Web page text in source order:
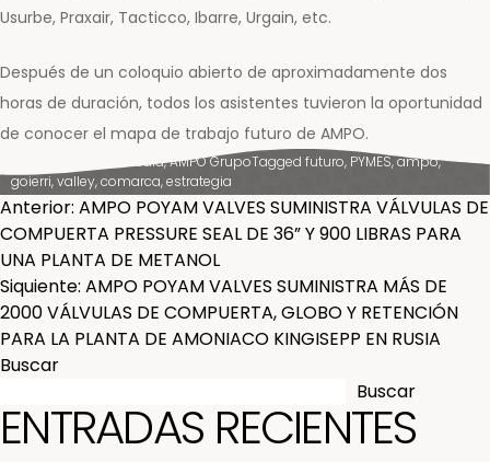
Usurbe, Praxair, Tacticco, Ibarre, Urgain, etc.
Después de un coloquio abierto de aproximadamente dos
horas de duración, todos los asistentes tuvieron la oportunidad
de conocer el mapa de trabajo futuro de AMPO.
News & Media,AMPO GrupoTagged futuro, PYMES,ampo,
goierri,valley,comarca,estrategia
NAVEGACIÓN
DE
ENTRADAS
Anterior: AMPO POYAM VALVES SUMINISTRA VÁLVULAS DE
COMPUERTA PRESSURE SEAL DE 36” Y 900 LIBRAS PARA
UNA PLANTA DE METANOL
Siquiente: AMPO POYAM VALVES SUMINISTRA MÁS DE
2000 VÁLVULAS DE COMPUERTA, GLOBO Y RETENCIÓN
PARA LA PLANTA DE AMONIACO KINGISEPP EN RUSIA
Buscar
Buscar
ENTRADAS RECIENTES